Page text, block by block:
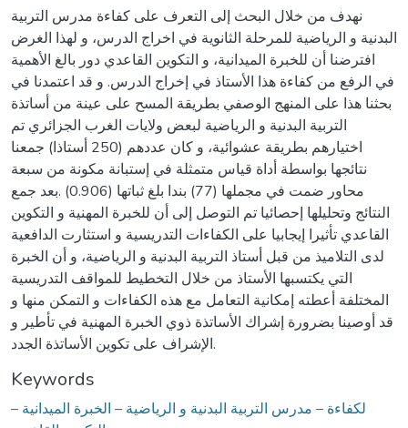
نهدف من خلال البحث إلى التعرف على كفاءة مدرس التربية
البدنية و الرياضية للمرحلة الثانوية في اخراج الدرس، و لهذا الغرض
افترضنا أن للخبرة الميدانية، و التكوين القاعدي دور بالغ الأهمية
في الرفع من كفاءة هذا الأستاذ في إخراج الدرس. و قد اعتمدنا في
بحثنا هذا على المنهج الوصفي بطريقة المسح على عينة من أساتذة
التربية البدنية و الرياضية لبعض ولايات الغرب الجزائري تم
اختيارهم بطريقة عشوائية، و كان عددهم (250 أستاذا) جمعنا
نتائجها بواسطة أداة قياس متمثلة في إستبانة مكونة من سبعة
محاور ضمت في مجملها (77) بندا بلغ ثباتها (0.906) .بعد جمع
النتائج وتحليلها إحصائيا تم التوصل إلى أن للخبرة المهنية و التكوين
القاعدي تأثيرا إيجابيا على الكفاءات التدريسية و استثارت الدافعية
لدى التلاميذ من قبل أستاذ التربية البدنية و الرياضية، و أن الخبرة
التي يكتسبها الأستاذ من خلال التخطيط للمواقف التدريسية
المختلفة أعطته إمكانية التعامل مع هذه الكفاءات و التمكن منها و
قد أوصينا بضرورة إشراك الأساتذة ذوي الخبرة المهنية في تأطير و
الإشراف على تكوين الأساتذة الجدد.
Keywords
لكفاءة – مدرس التربية البدنية و الرياضية – الخبرة الميدانية –